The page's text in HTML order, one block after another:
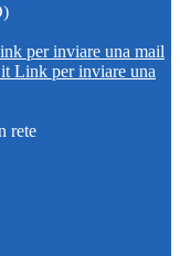
per inviare una mail
Link per inviare una
rete